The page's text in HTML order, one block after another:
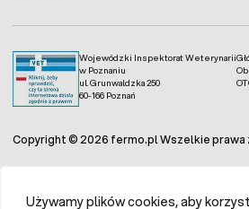
Wojewódzki Inspektorat Weterynarii
w Poznaniu
ul. Grunwaldzka 250
60-166 Poznań
Copyright © 2026 fermo.pl Wszelkie
Używamy plików cookies, aby